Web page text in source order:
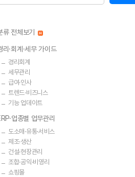
류 전체보기
리·회계·세무 가이드
경리회계
세무관리
급여·인사
트렌드·비즈니스
기능 업데이트
업종별 업무관리
도소매·유통·서비스
제조·생산
건설·현장관리
조합·공익·비영리
쇼핑몰